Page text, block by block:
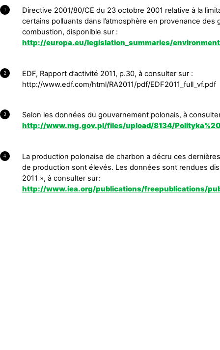
1
Directive 2001/80/CE du 23 octobre 2001 relative à la
certains polluants dans l’atmosphère en provenance des
combustion, disponible sur :
http://europa.eu/legislation_summaries/
2
EDF, Rapport d’activité 2011, p.30, à consulter sur :
http://www.edf.com/html/RA2011/pdf/EDF2011_full_vf.pdf
3
Selon les données du gouvernement polonais, à
http://www.mg.gov.pl/files/upload/8134/
4
La production polonaise de charbon a décru ces
de production sont élevés. Les données sont rendues
2011 », à consulter sur:
http://www.iea.org/publications/freepublications/